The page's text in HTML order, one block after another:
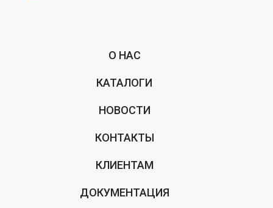
О НАС
КАТАЛОГИ
НОВОСТИ
КОНТАКТЫ
КЛИЕНТАМ
ДОКУМЕНТАЦИЯ